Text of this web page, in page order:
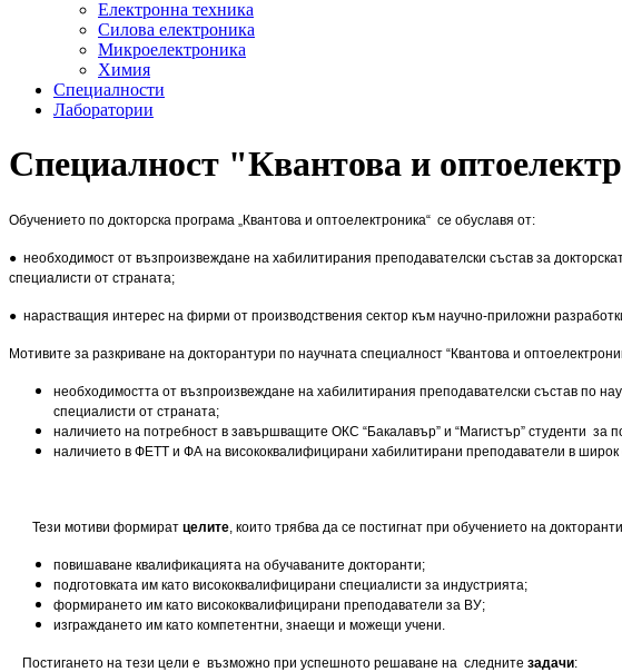
Електронна техника
Силова електроника
Микроелектроника
Химия
Специалности
Лаборатории
Специалност "Квантова и
Обучението по докторска програма „Квантова и оптоелектроника“ се обуславя от:
● необходимост от възпроизвеждане на хабилитирания преподавателски състав за
специалисти от страната;
● нарастващия интерес на фирми от производствения сектор към научно-приложни
Мотивите за разкриване на докторантури по научната специалност “Квантова и
необходимостта от възпроизвеждане на хабилитирания преподавателски състав по
специалисти от страната;
наличието на потребност в завършващите ОКС “Бакалавър” и “Магистър” студенти за
наличието в ФЕТТ и ФА на висококвалифицирани хабилитирани преподаватели в
Тези мотиви формират целите, които трябва да се постигнат при обучението на
повишаване квалификацията на обучаваните докторанти;
подготовката им като висококвалифицирани специалисти за индустрията;
формирането им като висококвалифицирани преподаватели за ВУ;
изграждането им като компетентни, знаещи и можещи учени.
Постигането на тези цели е възможно при успешното решаване на следните задачи: